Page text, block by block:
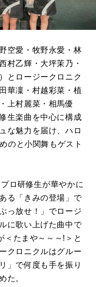
空愛・牧野永愛・林
村乙輝・大坪茉乃・
とロージークロニク
華凜・村越彩菜・植
上村麗菜・相馬優
生楽曲を中心に構成
な魅力を届け、ハロ
のと小関舞もゲスト
ロ研修生が華やかに
る「きみの登場」で
っ放せ！」でロージ
に歌い上げた曲中で
＜たまや～～～ ! ＞と
クロニクルはグルー
」で何度も手を振り
た。